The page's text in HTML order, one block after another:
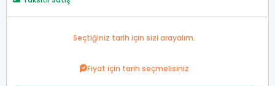
Seçtiğiniz tarih için sizi arayalım.
Fiyat için tarih seçmelisiniz